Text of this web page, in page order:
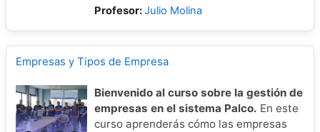
usuarios en tu Web, facilitando una
Profesor:Julio Molina
Empresas y Tipos de Empresa
Bienvenido al curso sobre la gestión de
empresas en el sistema Palco. En este
curso aprenderás cómo las empresas